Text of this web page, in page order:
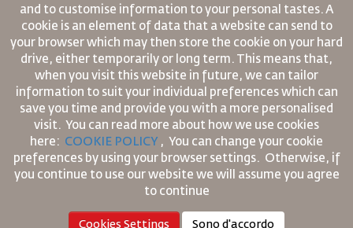
Viaggiare in Gravidanza
Domande Frequenti
Bisogni Speciali
oneworld
Piano di Accessibilita' e Processo di Feeback
Prenotazione ferroviaria
Noleggio Auto
RJ Unlimited
Offerta Studenti
Tikram
Sistemazione in Transito
Su Di Noi
Fai Pubblicità con noi
Lavora con Noi
Notizia
Informativa Sulla Privacy
Uffici RJ
commenti
Regole Aziendali Vincolanti
Condizioni di Contratto
Informativa Sui Cookie
Regole per il Nord America
Politica di Violazione Dei Dati Personali
and to customise information to your personal tastes. A
cookie is an element of data that a website can send to
your browser which may then store the cookie on your hard
drive, either temporarily or long term. This means that,
when you visit this website in future, we can tailor
information to suit your individual preferences which can
save you time and provide you with a more personalised
visit. You can read more about how we use cookies
here: COOKIE POLICY , You can change your cookie
preferences by using your browser settings. Otherwise, if
you continue to use our website we will assume you agree
to continue
Cookies Settings Sono d'accordo